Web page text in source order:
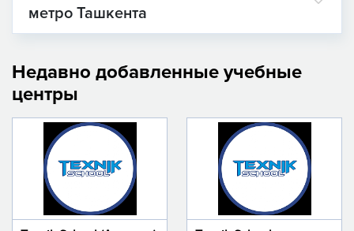
метро Ташкента
Недавно добавленные учебные
центры